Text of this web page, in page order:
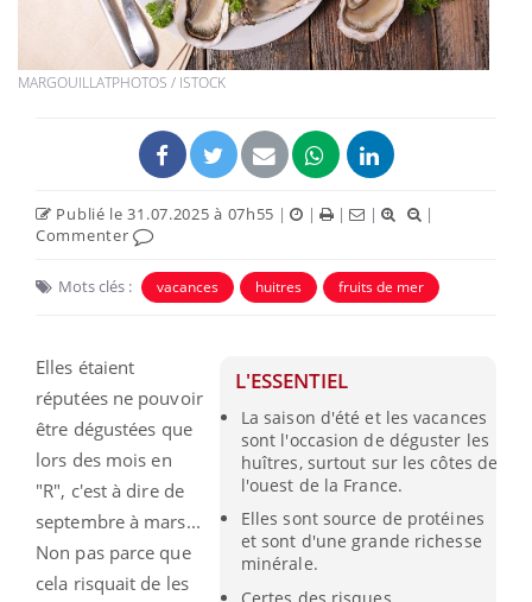
MARGOUILLATPHOTOS / ISTOCK
Publié le 31.07.2025 à 07h55 | | | |
|
Commenter
Mots clés : vacances huitres fruits de mer
L'ESSENTIEL
La saison d'été et les vacances
sont l'occasion de déguster les
huîtres, surtout sur les côtes de
l'ouest de la France.
Elles sont source de protéines
et sont d'une grande richesse
minérale.
Certes des risques
Elles étaient
réputées ne pouvoir
être dégustées que
lors des mois en
"R", c'est à dire de
septembre à mars...
Non pas parce que
cela risquait de les